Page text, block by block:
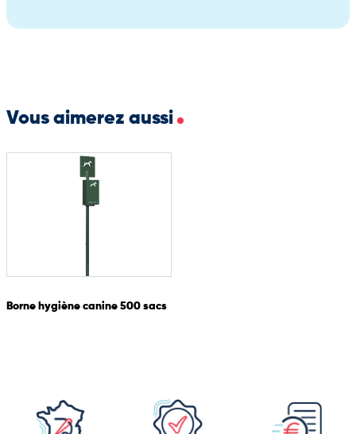
solution durable et fonctionnelle pour encourager la propreté
Vous aimerez aussi
Borne hygiène canine 500 sacs